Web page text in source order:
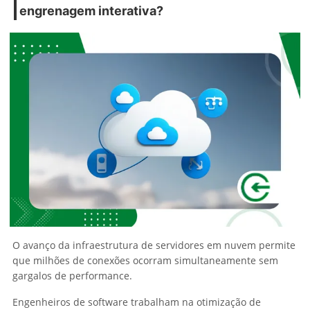
engrenagem interativa?
O avanço da infraestrutura de servidores em nuvem permite
que milhões de conexões ocorram simultaneamente sem
gargalos de performance.
Engenheiros de software trabalham na otimização de